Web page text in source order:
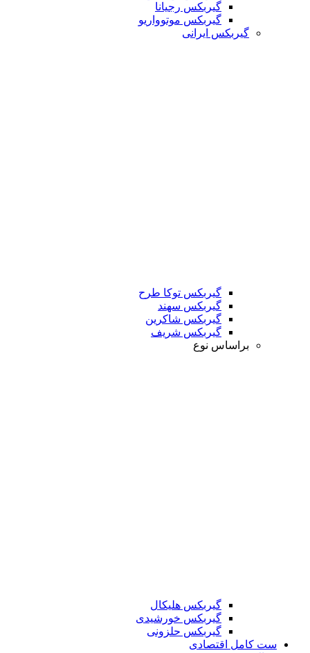
گیربکس رجیانا
گیربکس موتوواریو
گیربکس ایرانی
گیربکس توکا طرح
گیربکس سهند
گیربکس شاکرین
گیربکس شریف
براساس نوع
گیربکس هلیکال
گیربکس خورشیدی
گیربکس حلزونی
ست کامل اقتصادی